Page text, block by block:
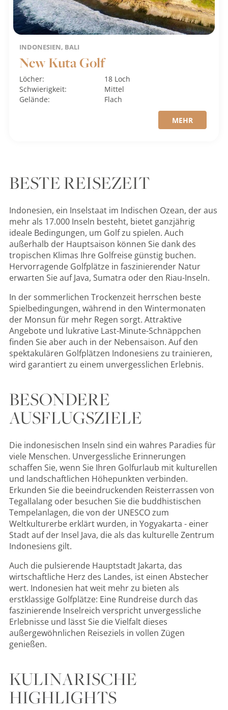
INDONESIEN, BALI
New Kuta Golf
Löcher:
18 Loch
Schwierigkeit:
Mittel
Gelände:
Flach
MEHR
BESTE REISEZEIT
Indonesien, ein Inselstaat im Indischen Ozean, der aus
mehr als 17.000 Inseln besteht, bietet ganzjährig
ideale Bedingungen, um Golf zu spielen. Auch
außerhalb der Hauptsaison können Sie dank des
tropischen Klimas Ihre Golfreise günstig buchen.
Hervorragende Golfplätze in faszinierender Natur
erwarten Sie auf Java, Sumatra oder den Riau-Inseln.
In der sommerlichen Trockenzeit herrschen beste
Spielbedingungen, während in den Wintermonaten
der Monsun für mehr Regen sorgt. Attraktive
Angebote und lukrative Last-Minute-Schnäppchen
finden Sie aber auch in der Nebensaison. Auf den
spektakulären Golfplätzen Indonesiens zu trainieren,
wird garantiert zu einem unvergesslichen Erlebnis.
BESONDERE
AUSFLUGSZIELE
Die indonesischen Inseln sind ein wahres Paradies für
viele Menschen. Unvergessliche Erinnerungen
schaffen Sie, wenn Sie Ihren Golfurlaub mit kulturellen
und landschaftlichen Höhepunkten verbinden.
Erkunden Sie die beeindruckenden Reisterrassen von
Tegallalang oder besuchen Sie die buddhistischen
Tempelanlagen, die von der UNESCO zum
Weltkulturerbe erklärt wurden, in Yogyakarta - einer
Stadt auf der Insel Java, die als das kulturelle Zentrum
Indonesiens gilt.
Auch die pulsierende Hauptstadt Jakarta, das
wirtschaftliche Herz des Landes, ist einen Abstecher
wert. Indonesien hat weit mehr zu bieten als
erstklassige Golfplätze: Eine Rundreise durch das
faszinierende Inselreich verspricht unvergessliche
Erlebnisse und lässt Sie die Vielfalt dieses
außergewöhnlichen Reiseziels in vollen Zügen
genießen.
KULINARISCHE
HIGHLIGHTS